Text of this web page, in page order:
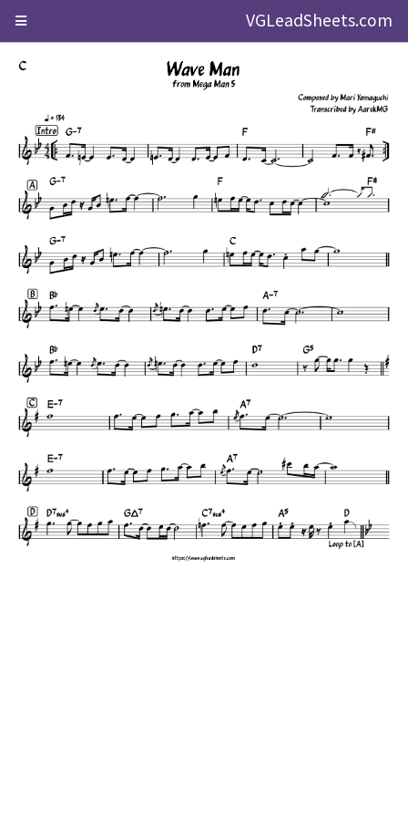
VGLeadSheets.com